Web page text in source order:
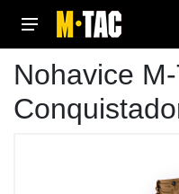
Nohavice